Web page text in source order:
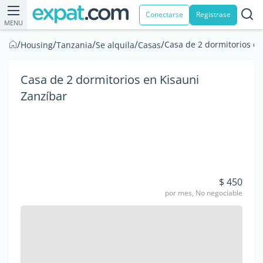
MENU
Conectarse Registrase
/Housing/Tanzania/Se alquila/Casas/Casa de 2 dormitorios
Casa de 2 dormitorios en Kisauni
Zanzíbar
$ 450
por mes, No negociable